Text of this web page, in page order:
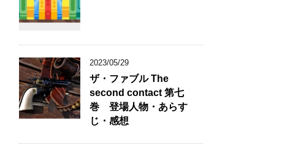
2023/05/29
ザ・ファブル The
second contact 第七
巻 登場人物・あらす
じ・感想